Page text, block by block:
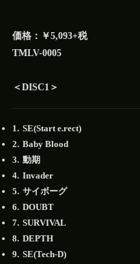
価格：￥5,093+税
TMLV-0005
＜DISC1＞
SE(Start e.rect)
Baby Blood
動期
Invader
サイボーグ
DOUBT
SURVIVAL
DEPTH
SE(Tech-D)